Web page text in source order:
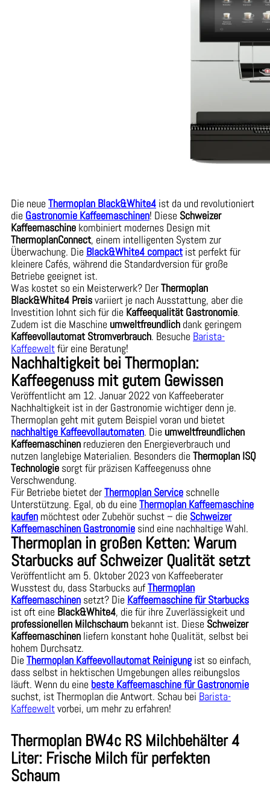
Die neueThermoplan Black&White4 ist da und revolutioniert
die Gastronomie Kaffeemaschinen! Diese Schweizer
Kaffeemaschine kombiniert modernes Design mit
ThermoplanConnect, einem intelligenten System zur
Überwachung. Die Black&White4 compactist perfekt für
kleinere Cafés, während die Standardversion für große
Betriebe geeignet ist.
Was kostet so ein Meisterwerk? DerThermoplan
Black&White4 Preisvariiert je nach Ausstattung, aber die
Investition lohnt sich für die Kaffeequalität Gastronomie.
Zudem ist die Maschine umweltfreundlich dank geringem
Kaffeevollautomat Stromverbrauch. Besuche Barista-
Kaffeeweltfür eine Beratung!
Nachhaltigkeit bei Thermoplan:
Kaffeegenuss mit gutem Gewissen
Veröffentlicht am 12. Januar 2022 von Kaffeeberater
Nachhaltigkeit ist in der Gastronomie wichtiger denn je.
Thermoplan geht mit gutem Beispiel voran und bietet
nachhaltige Kaffeevollautomaten. Die umweltfreundlichen
Kaffeemaschinen reduzieren den Energieverbrauch und
nutzen langlebige Materialien. Besonders dieThermoplan ISQ
Technologie sorgt für präzisen Kaffeegenuss ohne
Verschwendung.
Für Betriebe bietet derThermoplan Service schnelle
Unterstützung. Egal, ob du eineThermoplan Kaffeemaschine
kaufen möchtest oder Zubehör suchst – die Schweizer
Kaffeemaschinen Gastronomie sind eine nachhaltige Wahl.
Thermoplan in großen Ketten: Warum
Starbucks auf Schweizer Qualität setzt
Veröffentlicht am 5. Oktober 2023 von Kaffeeberater
Wusstest du, dass Starbucks aufThermoplan
Kaffeemaschinen setzt? Die Kaffeemaschine für Starbucks
ist oft eine Black&White4, die für ihre Zuverlässigkeit und
professionellen Milchschaum bekannt ist. Diese Schweizer
Kaffeemaschinen liefern konstant hohe Qualität, selbst bei
hohem Durchsatz.
DieThermoplan Kaffeevollautomat Reinigung ist so einfach,
dass selbst in hektischen Umgebungen alles reibungslos
läuft. Wenn du eine beste Kaffeemaschine für Gastronomie
suchst, ist Thermoplan die Antwort. Schau bei Barista-
Kaffeeweltvorbei, um mehr zu erfahren!
Thermoplan BW4c RS Milchbehälter 4
Liter: Frische Milch für perfekten
Schaum